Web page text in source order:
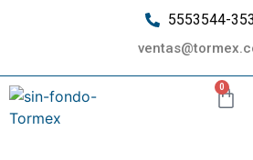
5553544-
0